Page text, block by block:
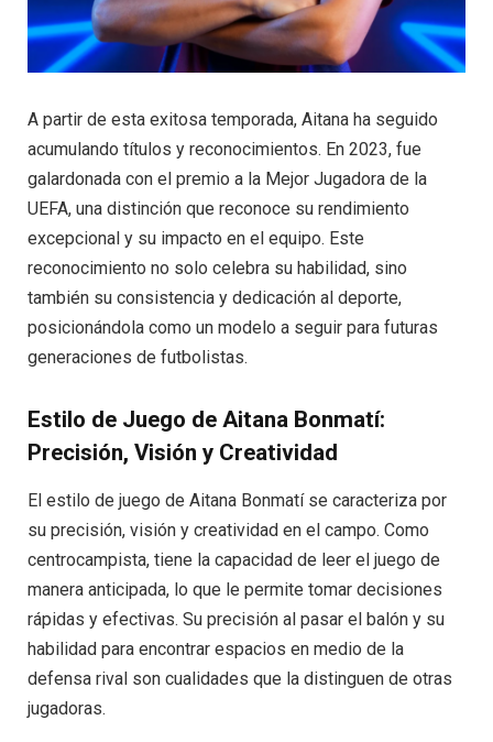
A partir de esta exitosa temporada, Aitana ha seguido
acumulando títulos y reconocimientos. En 2023, fue
galardonada con el premio a la Mejor Jugadora de la
UEFA, una distinción que reconoce su rendimiento
excepcional y su impacto en el equipo. Este
reconocimiento no solo celebra su habilidad, sino
también su consistencia y dedicación al deporte,
posicionándola como un modelo a seguir para futuras
generaciones de futbolistas.
Estilo de Juego de Aitana Bonmatí:
Precisión, Visión y Creatividad
El estilo de juego de Aitana Bonmatí se caracteriza por
su precisión, visión y creatividad en el campo. Como
centrocampista, tiene la capacidad de leer el juego de
manera anticipada, lo que le permite tomar decisiones
rápidas y efectivas. Su precisión al pasar el balón y su
habilidad para encontrar espacios en medio de la
defensa rival son cualidades que la distinguen de otras
jugadoras.